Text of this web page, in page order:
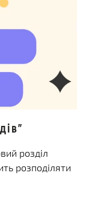
розділ
розподіляти